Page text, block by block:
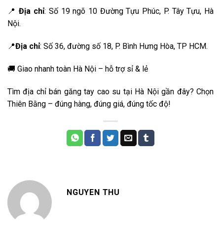
📍Địa chỉ: Số 19 ngõ 10 Đường Tựu Phúc, P. Tây Tựu, Hà
Nội.
📍Địa chỉ: Số 36, đường số 18, P. Bình Hưng Hòa, TP HCM.
🚚 Giao nhanh toàn Hà Nội – hỗ trợ sỉ & lẻ
Tìm địa chỉ bán găng tay cao su tại Hà Nội gần đây? Chọn
Thiên Bằng – đúng hàng, đúng giá, đúng tốc độ!
NGUYEN THU